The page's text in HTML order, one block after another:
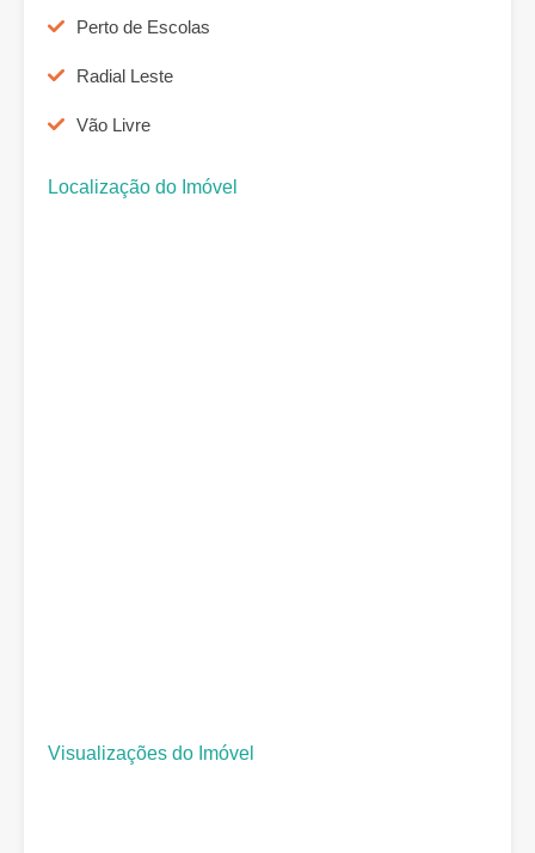
Perto de Escolas
Radial Leste
Vão Livre
Localização do Imóvel
Visualizações do Imóvel